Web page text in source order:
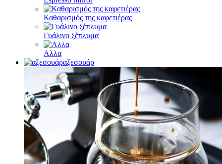
Καθαρισμός της καφετιέρας
Γυάλινο ξέπλυμα
Αλλα
αξεσουάρ